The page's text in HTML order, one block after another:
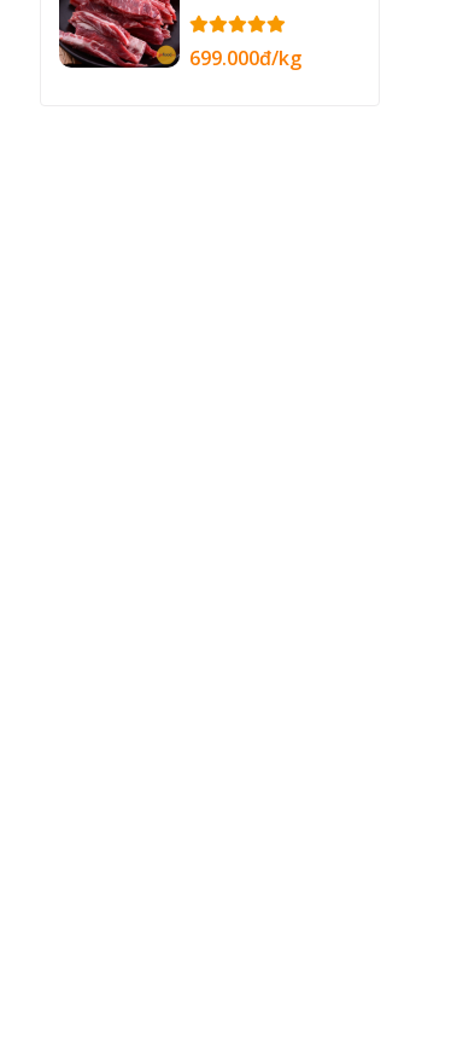
699.000đ/kg